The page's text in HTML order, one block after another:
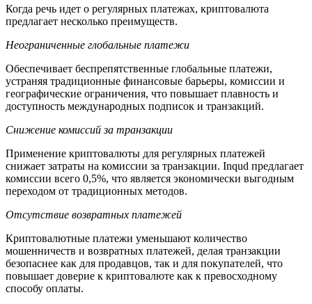
Когда речь идет о регулярных платежах, криптовалюта
предлагает несколько преимуществ.
Неограниченные глобальные платежи
Обеспечивает беспрепятственные глобальные платежи,
устраняя традиционные финансовые барьеры, комиссии и
географические ограничения, что повышает плавность и
доступность международных подписок и транзакций.
Снижение комиссий за транзакции
Применение криптовалюты для регулярных платежей
снижает затраты на комиссии за транзакции. Inqud предлагает
комиссии всего 0,5%, что является экономически выгодным
переходом от традиционных методов.
Отсутствие возвратных платежей
Криптовалютные платежи уменьшают количество
мошенничеств и возвратных платежей, делая транзакции
безопаснее как для продавцов, так и для покупателей, что
повышает доверие к криптовалюте как к превосходному
способу оплаты.